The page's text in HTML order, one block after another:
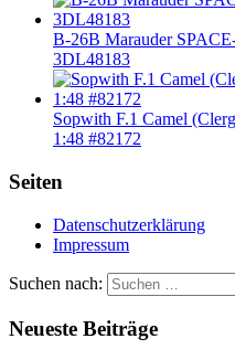
B-26B Marauder
3DL48183
Sopwith F.1 Camel
1:48 #82172
Seiten
Datenschutzerklärung
Impressum
Suchen nach:
Neueste Beiträge